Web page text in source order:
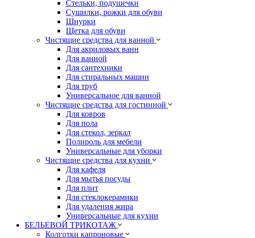
Стельки, подушечки
Сушилки, рожки для обуви
Шнурки
Щетка для обуви
Чистящие средства для ванной
Для акриловых ванн
Для ванной
Для сантехники
Для стиральных машин
Для труб
Универсальное для ванной
Чистящие средства для гостинной
Для ковров
Для пола
Для стекол, зеркал
Полироль для мебели
Универсальные для уборки
Чистящие средства для кухни
Для кафеля
Для мытья посуды
Для плит
Для стеклокерамики
Для удаления жира
Универсальные для кухни
БЕЛЬЕВОЙ ТРИКОТАЖ
Колготки капроновые